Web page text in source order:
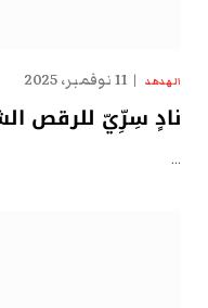
الهدهد 11 نوفمبر، 2025
نادٍ سِرِّيّ للرقص
…